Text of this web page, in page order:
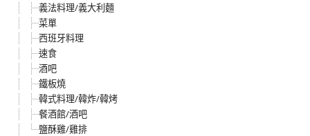
義法料理/義大利麵
菜單
西班牙料理
速食
酒吧
鐵板燒
韓式料理/韓炸/韓烤
餐酒館/酒吧
鹽酥雞/雞排